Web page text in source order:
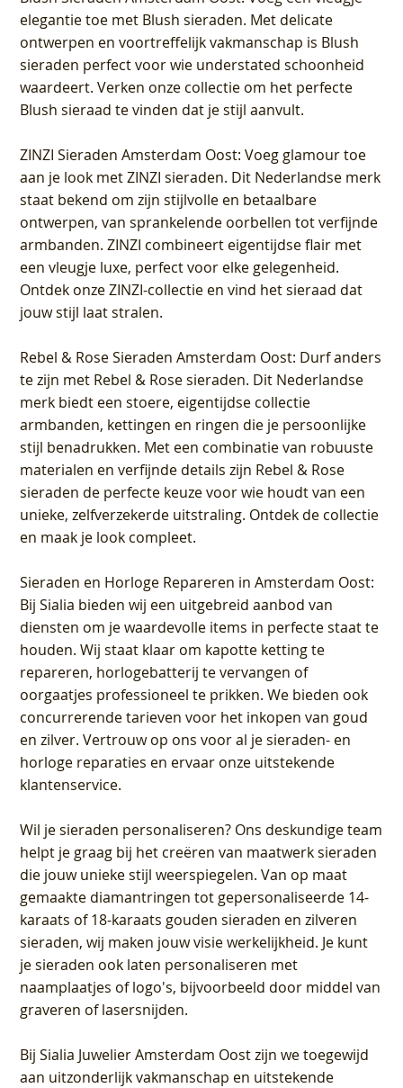
elegantie toe met Blush sieraden. Met delicate
ontwerpen en voortreffelijk vakmanschap is Blush
sieraden perfect voor wie understated schoonheid
waardeert. Verken onze collectie om het perfecte
Blush sieraad te vinden dat je stijl aanvult.
ZINZI Sieraden Amsterdam Oost: Voeg glamour toe
aan je look met ZINZI sieraden. Dit Nederlandse merk
staat bekend om zijn stijlvolle en betaalbare
ontwerpen, van sprankelende oorbellen tot verfijnde
armbanden. ZINZI combineert eigentijdse flair met
een vleugje luxe, perfect voor elke gelegenheid.
Ontdek onze ZINZI-collectie en vind het sieraad dat
jouw stijl laat stralen.
Rebel & Rose Sieraden Amsterdam Oost: Durf anders
te zijn met Rebel & Rose sieraden. Dit Nederlandse
merk biedt een stoere, eigentijdse collectie
armbanden, kettingen en ringen die je persoonlijke
stijl benadrukken. Met een combinatie van robuuste
materialen en verfijnde details zijn Rebel & Rose
sieraden de perfecte keuze voor wie houdt van een
unieke, zelfverzekerde uitstraling. Ontdek de collectie
en maak je look compleet.
Sieraden en Horloge Repareren in Amsterdam Oost:
Bij Sialia bieden wij een uitgebreid aanbod van
diensten om je waardevolle items in perfecte staat te
houden. Wij staat klaar om kapotte ketting te
repareren, horlogebatterij te vervangen of
oorgaatjes professioneel te prikken. We bieden ook
concurrerende tarieven voor het inkopen van goud
en zilver. Vertrouw op ons voor al je sieraden- en
horloge reparaties en ervaar onze uitstekende
klantenservice.
Wil je sieraden personaliseren? Ons deskundige team
helpt je graag bij het creëren van maatwerk sieraden
die jouw unieke stijl weerspiegelen. Van op maat
gemaakte diamantringen tot gepersonaliseerde 14-
karaats of 18-karaats gouden sieraden en zilveren
sieraden, wij maken jouw visie werkelijkheid. Je kunt
je sieraden ook laten personaliseren met
naamplaatjes of logo's, bijvoorbeeld door middel van
graveren of lasersnijden.
BijSialia Juwelier Amsterdam Oostzijn we toegewijd
aan uitzonderlijk vakmanschap en uitstekende